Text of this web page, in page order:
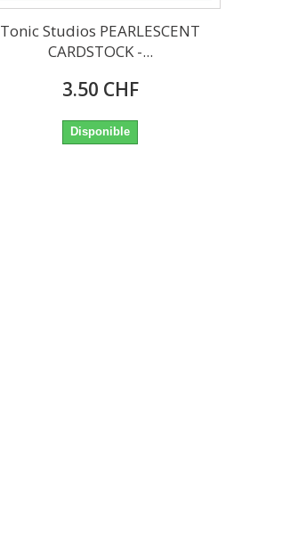
Tonic Studios PEARLESCENT
CARDSTOCK -...
3.50 CHF
Disponible